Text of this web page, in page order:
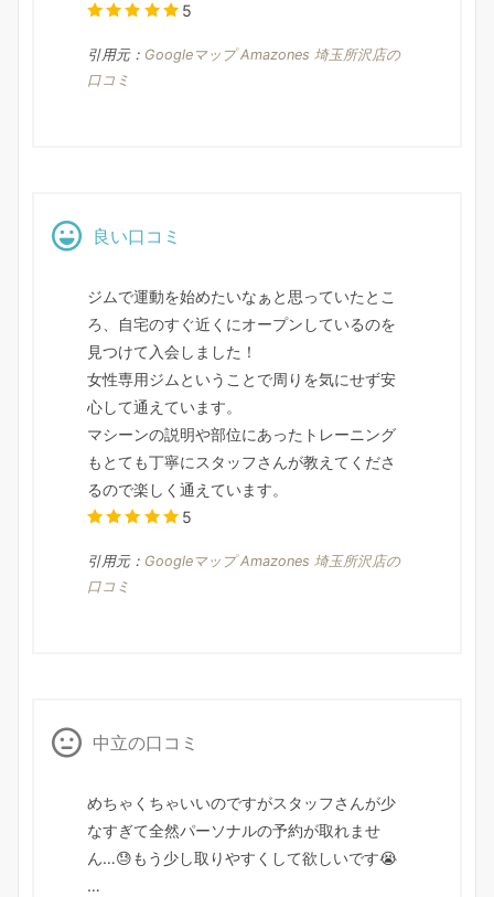
5
引用元： Googleマップ Amazones 埼玉所沢店の
口コミ
良い口コミ
ジムで運動を始めたいなぁと思っていたとこ
ろ、自宅のすぐ近くにオープンしているのを
見つけて入会しました！
女性専用ジムということで周りを気にせず安
心して通えています。
マシーンの説明や部位にあったトレーニング
もとても丁寧にスタッフさんが教えてくださ
るので楽しく通えています。
5
引用元： Googleマップ Amazones 埼玉所沢店の
口コミ
中立の口コミ
めちゃくちゃいいのですがスタッフさんが少
なすぎて全然パーソナルの予約が取れませ
ん…😓もう少し取りやすくして欲しいです😭
…